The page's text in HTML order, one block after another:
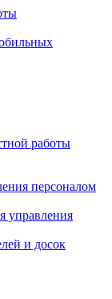
работы
персоналом
управления
и досок